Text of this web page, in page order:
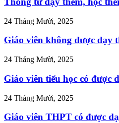
3">
24 Tháng Mười, 2025
Giáo viên không được dạy
24 Tháng Mười, 2025
Giáo viên tiểu học có được
24 Tháng Mười, 2025
Giáo viên THPT có được